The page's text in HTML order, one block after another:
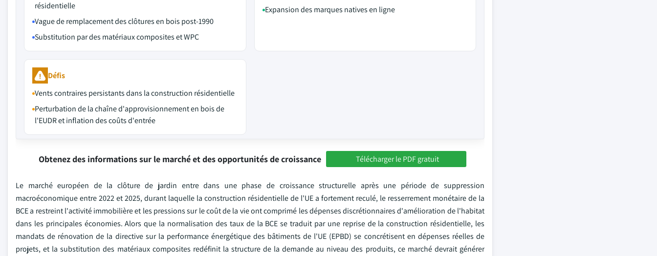
résidentielle
Vague de remplacement des clôtures en bois post-1990
Substitution par des matériaux composites et WPC
Expansion des marques natives en ligne
Défis
Vents contraires persistants dans la construction résidentielle
Perturbation de la chaîne d'approvisionnement en bois de
l'EUDR et inflation des coûts d'entrée
Obtenez des informations sur le marché et des opportunités de croissance Télécharger le PDF gratuit
Le marché européen de la clôture de jardin entre dans une phase de croissance structurelle après une période de suppression
macroéconomique entre 2022 et 2025, durant laquelle la construction résidentielle de l'UE a fortement reculé, le resserrement monétaire de la
BCE a restreint l'activité immobilière et les pressions sur le coût de la vie ont comprimé les dépenses discrétionnaires d'amélioration de l'habitat
dans les principales économies. Alors que la normalisation des taux de la BCE se traduit par une reprise de la construction résidentielle, les
mandats de rénovation de la directive sur la performance énergétique des bâtiments de l'UE (EPBD) se concrétisent en dépenses réelles de
projets, et la substitution des matériaux composites redéfinit la structure de la demande au niveau des produits, ce marché devrait générer